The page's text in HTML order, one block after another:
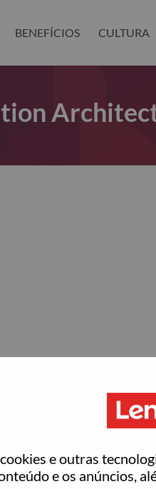
e outras
e os anúncios,
BENEFÍCIOS CULTURA